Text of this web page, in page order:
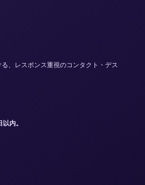
、レスポンス重視のコンタクト・デス
内。